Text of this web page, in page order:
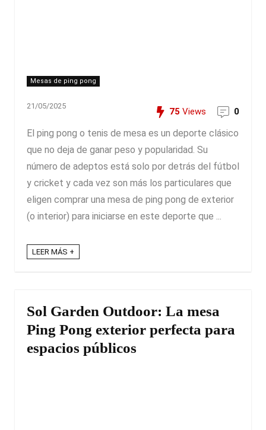
Mesas de ping pong
21/05/2025
75 Views 0
El ping pong o tenis de mesa es un deporte clásico
que no deja de ganar peso y popularidad. Su
número de adeptos está solo por detrás del fútbol
y cricket y cada vez son más los particulares que
eligen comprar una mesa de ping pong de exterior
(o interior) para iniciarse en este deporte que ...
LEER MÁS +
Sol Garden Outdoor: La mesa
Ping Pong exterior perfecta para
espacios públicos